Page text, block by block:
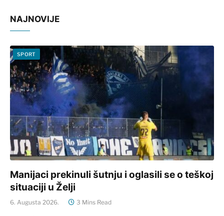
NAJNOVIJE
SPORT
Manijaci prekinuli šutnju i oglasili se o teškoj
situaciji u Želji
6. Augusta 2026. 3 Mins Read